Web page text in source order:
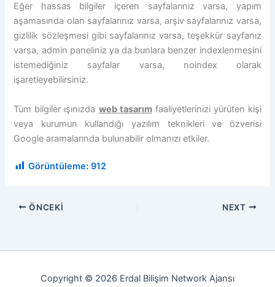
Eğer hassas bilgiler içeren sayfalarınız varsa, yapım
aşamasında olan sayfalarınız varsa, arşiv sayfalarınız varsa,
gizlilik sözleşmesi gibi sayfalarınız varsa, teşekkür sayfanız
varsa, admin paneliniz ya da bunlara benzer indexlenmesini
istemediğiniz sayfalar varsa, noindex olarak
işaretleyebilirsiniz.
Tüm bilgiler ışınızda web tasarımfaaliyetlerinizi yürüten kişi
veya kurumun kullandığı yazılım teknikleri ve özverisi
Google aramalarında bulunabilir olmanızı etkiler.
Görüntüleme: 912
ÖNCEKI NEXT
Copyright © 2026 Erdal Bilişim Network Ajansı